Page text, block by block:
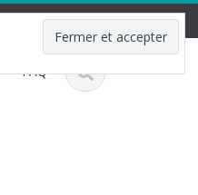
FAQ